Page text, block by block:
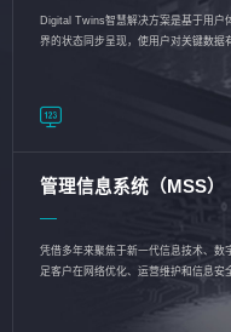
Digital Twins智慧解决方案是基于用户
界的状态同步呈现，使用户对关键数据
管理信息系统（MSS）
凭借多年来聚焦于新一代信息技术、数
足客户在网络优化、运营维护和信息安